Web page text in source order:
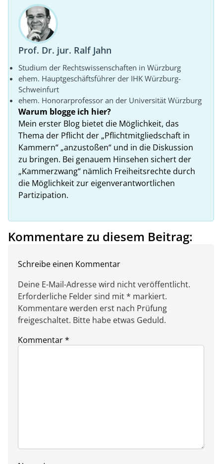
Prof. Dr. jur. Ralf Jahn
Studium der Rechtswissenschaften in Würzburg
ehem. Hauptgeschäftsführer der IHK Würzburg-
Schweinfurt
ehem. Honorarprofessor an der Universität Würzburg
Warum blogge ich hier?
Mein erster Blog bietet die Möglichkeit, das
Thema der Pflicht der „Pflichtmitgliedschaft in
Kammern“ „anzustoßen“ und in die Diskussion
zu bringen. Bei genauem Hinsehen sichert der
„Kammerzwang“ nämlich Freiheitsrechte durch
die Möglichkeit zur eigenverantwortlichen
Partizipation.
Kommentare zu diesem Beitrag:
Schreibe einen Kommentar
Deine E-Mail-Adresse wird nicht veröffentlicht.
Erforderliche Felder sind mit * markiert.
Kommentare werden erst nach Prüfung
freigeschaltet. Bitte habe etwas Geduld.
Kommentar*